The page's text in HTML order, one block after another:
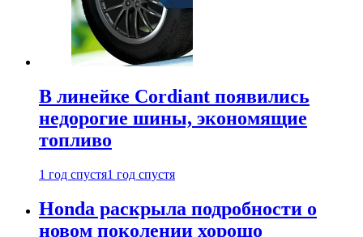
В линейке Cordiant появились
недорогие шины, экономящие
топливо
1 год спустя1 год спустя
Honda раскрыла подробности о
новом поколении хорошо